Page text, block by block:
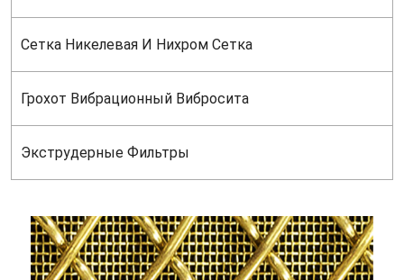
Сетка Никелевая И Нихром Сетка
Грохот Вибрационный Вибросита
Экструдерные Фильтры